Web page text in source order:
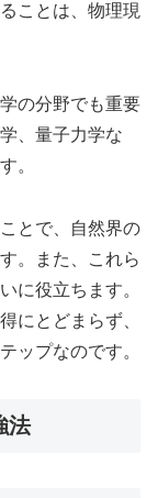
ことは、物理現
の分野でも重要
、量子力学な
。
とで、自然界の
。また、これら
に役立ちます。
にとどまらず、
ップなのです。
法